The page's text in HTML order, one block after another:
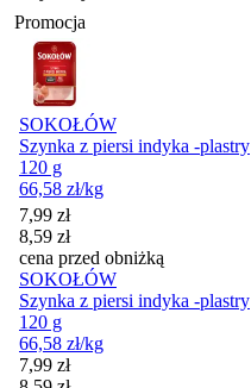
Promocja
SOKOŁÓW
Szynka z piersi indyka -plastry
120 g
66,58 zł/kg
Cena promocyjna
7,99 zł
8,59 zł
cena przed obniżką
SOKOŁÓW
Szynka z piersi indyka -plastry
120 g
66,58 zł/kg
Cena promocyjna
7,99 zł